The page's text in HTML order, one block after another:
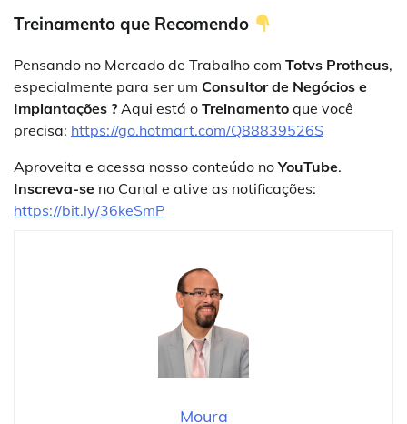
Treinamento que Recomendo
Pensando no Mercado de Trabalho com Totvs Protheus,
especialmente para ser um Consultor de Negócios e
Implantações ?Aqui está o Treinamento que você
precisa: https://go.hotmart.com/Q88839526S
Aproveita e acessa nosso conteúdo noYouTube.
Inscreva-se no Canal e ative as notificações:
https://bit.ly/36keSmP
Moura